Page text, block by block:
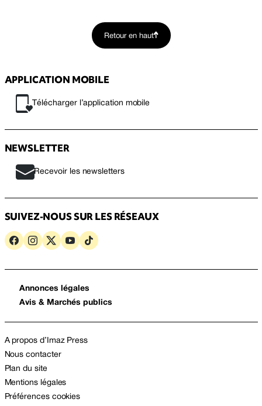
Retour en haut
APPLICATION MOBILE
Télécharger l’application mobile
NEWSLETTER
Recevoir les newsletters
SUIVEZ-NOUS SUR LES RÉSEAUX
Annonces légales
Avis & Marchés publics
A propos d’Imaz Press
Nous contacter
Plan du site
Mentions légales
Préférences cookies